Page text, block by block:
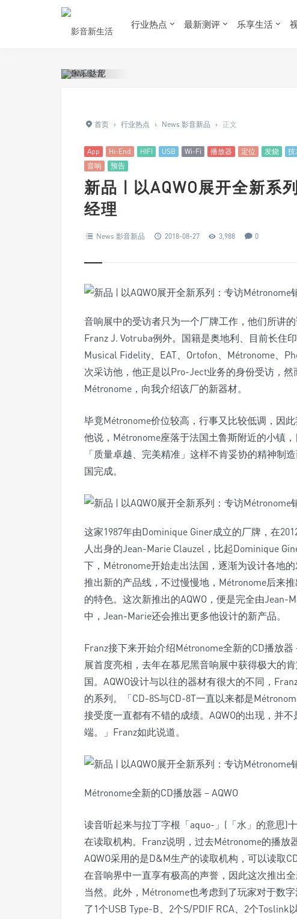
行业热点 最新测评 乐享生活
首页 › 行业热点 › News 影音新品 › 正文
App Hi-End HIFI USB Wi-Fi 播放器 定位 发烧 技
音响
预告
新品 | 以AQWO展开全新系
经理
News 影音新品 2018-08-27 3,988 0
音响展中的受访者只为一个厂牌工作，他们所讲
Franz J. Votruba例外。国籍是奥地利、目前长住
Musical Fidelity、EAT、Ortofon、Métronome、
次采访他，他正是以Pro-Ject业务的身份受访，
Métronome，向我介绍该厂的新器材。
毕竟Métronome价位较高，行事又比较低调，因
他说，Métronome座落于法国土鲁斯附近的小镇
「质量卓越、完美精准」这样不肯妥协的精神制
国完成。
这家1987年由Dominique Giner成立的厂牌，在
人出身的Jean-Marie Clauzel，比起Dominique
下，Métronome开始走出法国，逐渐为设计各地
推出新的产品线，不过慢慢地，Métronome后来
的特色。这次新推出的AQWO，便是完全由
中，Jean-Marie还会推出更多他设计的新产品。
Franz接下来开始介绍Métronome全新的CD播放
展首度亮相，去年在慕尼黑音响展中获得极大的
国。AQWO设计与以往的器材有很大的不同，
的系列。「CD-8S与CD-8T一直以来都是
接受度一直都有不错的成绩。AQWO的出现，并
端。」Franz如此说道。
Métronome全新的CD播放器－AQWO
读音听起来与拉丁字根「aquo-」(「水」的意思)
在读取机构。Franz说明，过去Métronome的播
AQWO采用的是D&M生产的读取机构，可以读取
在音响界中一直享有极高的声誉，因此这次推出
当然。此外，Métronome也考虑到了玩家对于数
了1个USB Type-B、2个S/PDIF RCA、2个